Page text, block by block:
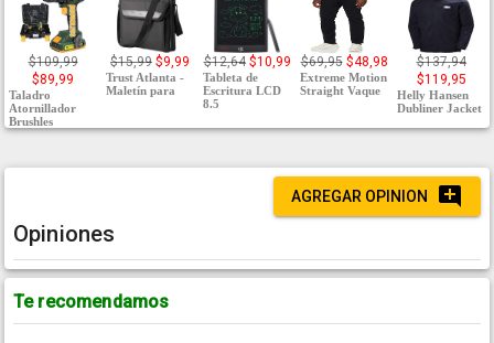
$109,99
$89,99
Taladro
Atornillador
Brushles
$15,99 $9,99
Trust Atlanta -
Maletín para
$12,64 $10,99
Tableta de
Escritura LCD
8.5
$69,95 $48,98
Extreme Motion
Straight Vaque
$137,94
$119,95
Helly Hansen
Dubliner Jacket
AGREGAR OPINION
Opiniones
Te recomendamos